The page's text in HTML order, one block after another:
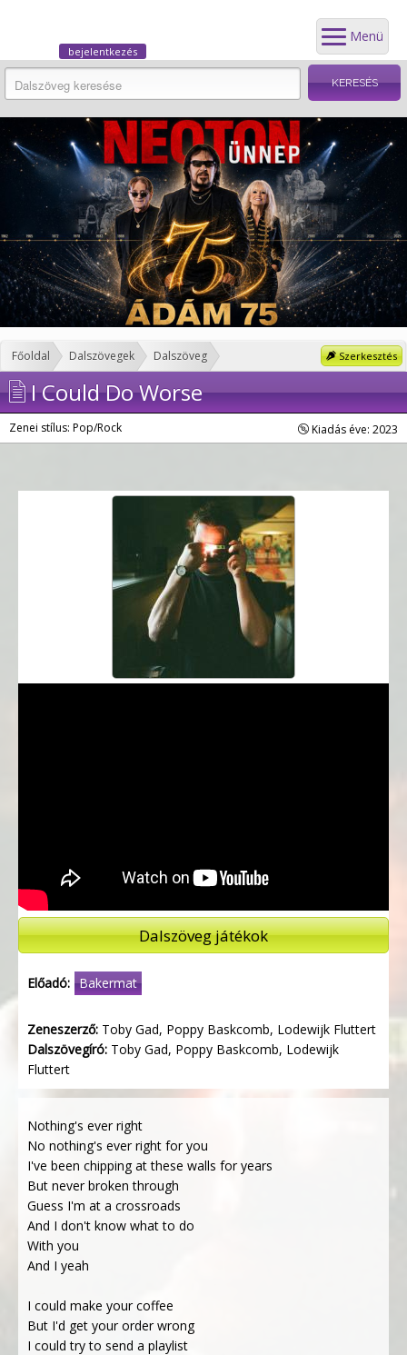
Menü
bejelentkezés
Szerkesztés
Főoldal Dalszövegek Dalszöveg
I Could Do Worse
Zenei stílus: Pop/Rock Kiadás éve: 2023
Dalszöveg játékok
Előadó: Bakermat
Zeneszerző: Toby Gad, Poppy Baskcomb, Lodewijk Fluttert
Dalszövegíró: Toby Gad, Poppy Baskcomb, Lodewijk
Fluttert
Nothing's ever right
No nothing's ever right for you
I've been chipping at these walls for years
But never broken through
Guess I'm at a crossroads
And I don't know what to do
With you
And I yeah
I could make your coffee
But I'd get your order wrong
I could try to send a playlist